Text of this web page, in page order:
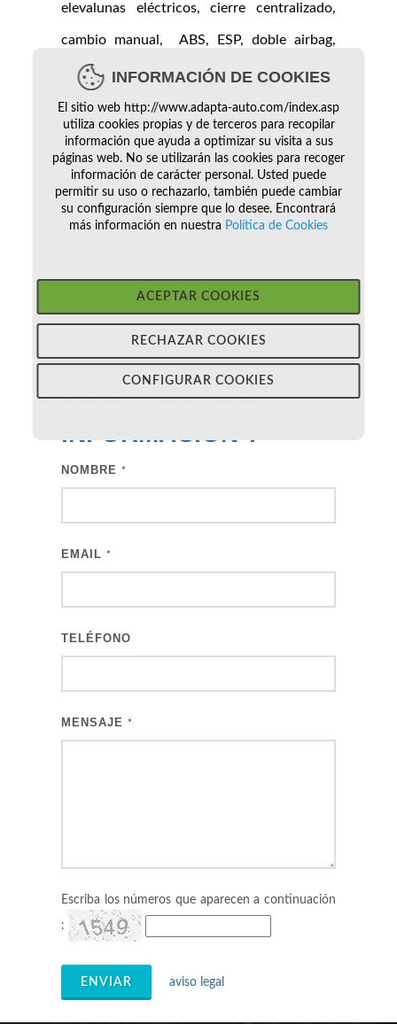
elevalunas eléctricos, cierre centralizado,
cambio manual, ABS, ESP, doble airbag,
radio CD, etc. Dispone de plataforma
eléctrica trasera y guías con anclajes para
fijación de sillas de ruedas, con una
homologacion de 9 plazas o 6 plazas
sentadas mas 3 silla de ruedas. El vehículo
se entrega revisado, transferido y con un
todos los gastos incluidos
¿ QUIERES MÁS
INFORMACIÓN ?
NOMBRE *
EMAIL *
TELÉFONO
MENSAJE *
Escriba los números que aparecen a continuación
:
ENVIAR aviso legal
INFORMACIÓN DE COOKIES
El sitio web http://www.adapta-auto.com/index.asp
utiliza cookies propias y de terceros para recopilar
información que ayuda a optimizar su visita a sus
páginas web. No se utilizarán las cookies para recoger
información de carácter personal. Usted puede
permitir su uso o rechazarlo, también puede cambiar
su configuración siempre que lo desee. Encontrará
más información en nuestra Política de Cookies
ACEPTAR COOKIES
RECHAZAR COOKIES
CONFIGURAR COOKIES